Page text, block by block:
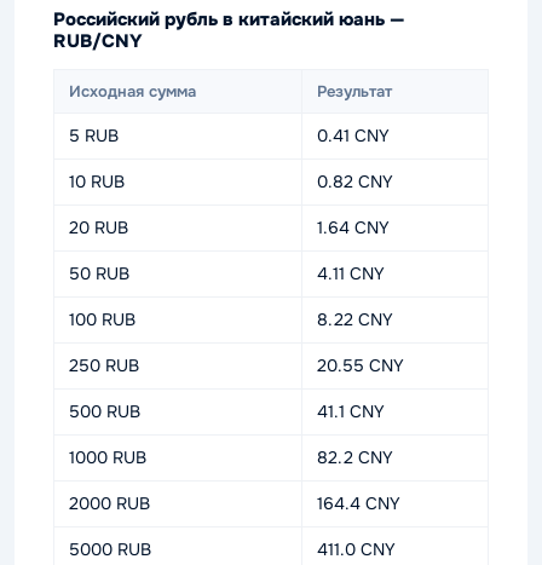
Российский рубль в китайский юань —
RUB/CNY
Исходная сумма Результат
5 RUB 0.41 CNY
10 RUB 0.82 CNY
20 RUB 1.64 CNY
50 RUB 4.11 CNY
100 RUB 8.22 CNY
250 RUB 20.55 CNY
500 RUB 41.1 CNY
1000 RUB 82.2 CNY
2000 RUB 164.4 CNY
5000 RUB 411.0 CNY